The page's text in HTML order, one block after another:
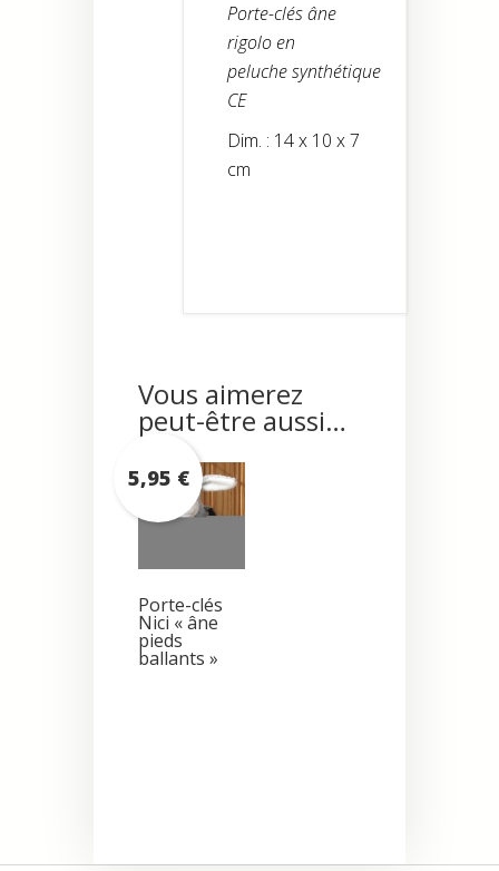
Porte-clés âne
rigolo en
peluche synthétique
CE
Dim. : 14 x 10 x 7
cm
Vous aimerez
peut-être aussi…
Porte-clés
Nici « âne
pieds
ballants »
5,95 €